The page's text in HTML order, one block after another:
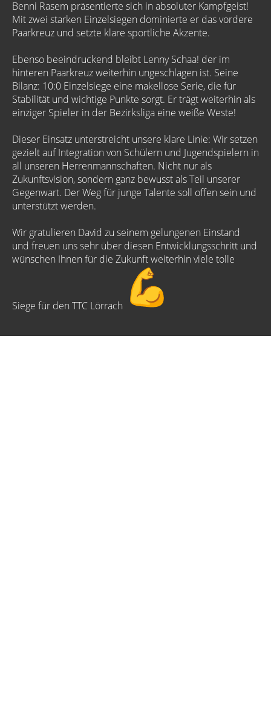
Benni Rasem präsentierte sich in absoluter Kampfgeist!
Mit zwei starken Einzelsiegen dominierte er das vordere
Paarkreuz und setzte klare sportliche Akzente.
Ebenso beeindruckend bleibt Lenny Schaa! der im
hinteren Paarkreuz weiterhin ungeschlagen ist. Seine
Bilanz: 10:0 Einzelsiege eine makellose Serie, die für
Stabilität und wichtige Punkte sorgt. Er trägt weiterhin als
einziger Spieler in der Bezirksliga eine weiße Weste!
Dieser Einsatz unterstreicht unsere klare Linie: Wir setzen
gezielt auf Integration von Schülern und Jugendspielern in
all unseren Herrenmannschaften. Nicht nur als
Zukunftsvision, sondern ganz bewusst als Teil unserer
Gegenwart. Der Weg für junge Talente soll offen sein und
unterstützt werden.
Wir gratulieren David zu seinem gelungenen Einstand
und freuen uns sehr über diesen Entwicklungsschritt und
wünschen Ihnen für die Zukunft weiterhin viele tolle
Siege für den TTC Lörrach